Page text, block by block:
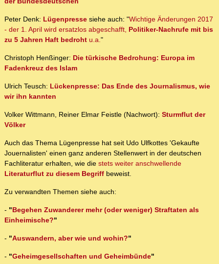
Peter Denk: Lügenpresse siehe auch: "Wichtige Änderungen 2017
- der 1. April wird ersatzlos abgeschafft, Politiker-Nachrufe mit bis
zu 5 Jahren Haft bedroht u.a."
Christoph Henßinger: Die türkische Bedrohung: Europa im
Fadenkreuz des Islam
Ulrich Teusch: Lückenpresse: Das Ende des Journalismus, wie
wir ihn kannten
Volker Wittmann, Reiner Elmar Feistle (Nachwort): Sturmflut der
Völker
Auch das Thema Lügenpresse hat seit Udo Ulfkottes 'Gekaufte
Jouernalisten' einen ganz anderen Stellenwert in der deutschen
Fachliteratur erhalten, wie die stets weiter anschwellende
Literaturflut zu diesem Begriff beweist.
Zu verwandten Themen siehe auch:
- "Begehen Zuwanderer mehr (oder weniger) Straftaten als
Einheimische?"
- "Auswandern, aber wie und wohin?"
- "Geheimgesellschaften und Geheimbünde"